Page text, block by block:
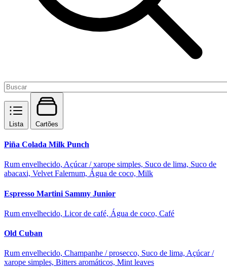
Lista Cartões
Piña Colada Milk Punch
Rum envelhecido, Açúcar / xarope simples, Suco de lima, Suco de
abacaxi, Velvet Falernum, Água de coco, Milk
Espresso Martini Sammy Junior
Rum envelhecido, Licor de café, Água de coco, Café
Old Cuban
Rum envelhecido, Champanhe / prosecco, Suco de lima, Açúcar /
xarope simples, Bitters aromáticos, Mint leaves